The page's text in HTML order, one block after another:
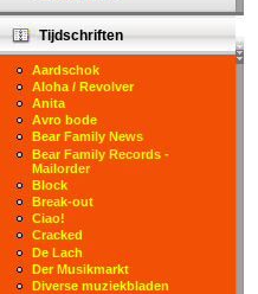
Tijdschriften
Aardschok
Aloha / Revolver
Anita
Avro bode
Bear Family News
Bear Family Records -
Mailorder
Block
Break-out
Ciao!
Cracked
De Lach
Der Musikmarkt
Diverse muziekbladen